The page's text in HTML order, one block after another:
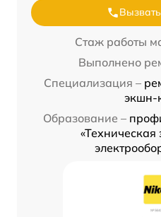
Стаж работы
Выполнено
Специализация –
экшн-
Образование –
«Техническая